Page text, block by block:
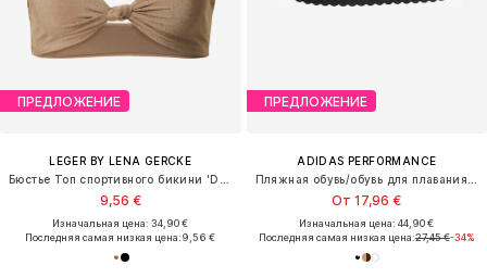
ПРЕДЛОЖЕНИЕ
LEGER BY LENA GERCKE
9,56 €
Изначальная цена: 34,90 €
Последняя самая низкая цена:9,56 €
ПРЕДЛОЖЕНИЕ
ADIDAS PERFORMANCE
От 17,96 €
Изначальная цена: 44,90 €
Последняя самая низкая цена:27,45 €-34%